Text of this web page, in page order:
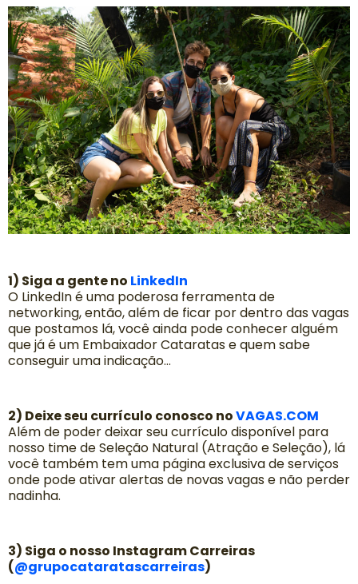
1) Siga a gente no LinkedIn
O LinkedIn é uma poderosa ferramenta de
networking, então, além de ficar por dentro das vagas
que postamos lá, você ainda pode conhecer alguém
que já é um Embaixador Cataratas e quem sabe
conseguir uma indicação…
2) Deixe seu currículo conosco noVAGAS.COM
Além de poder deixar seu currículo disponível para
nosso time de Seleção Natural (Atração e Seleção), lá
você também tem uma página exclusiva de serviços
onde pode ativar alertas de novas vagas e não perder
nadinha.
3) Siga o nosso Instagram Carreiras
(@grupocataratascarreiras)